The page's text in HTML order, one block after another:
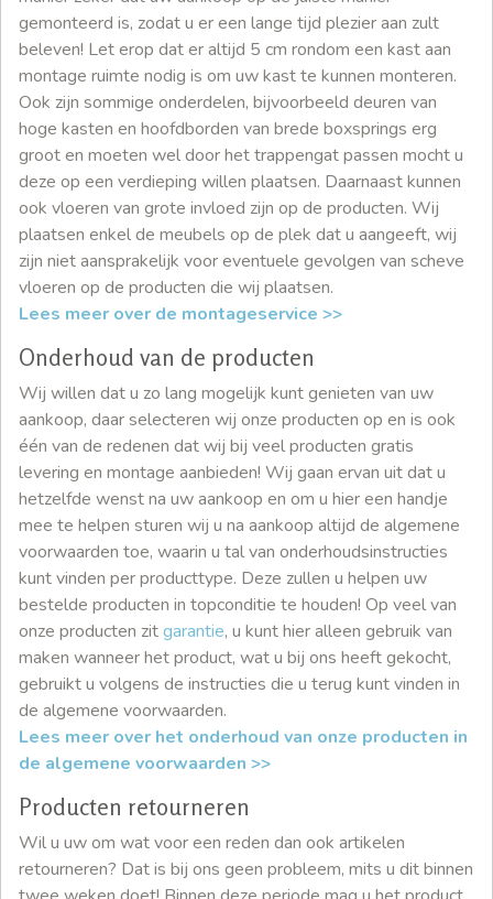
gemonteerd is, zodat u er een lange tijd plezier aan zult
beleven! Let erop dat er altijd 5 cm rondom een kast aan
montage ruimte nodig is om uw kast te kunnen monteren.
Ook zijn sommige onderdelen, bijvoorbeeld deuren van
hoge kasten en hoofdborden van brede boxsprings erg
groot en moeten wel door het trappengat passen mocht u
deze op een verdieping willen plaatsen. Daarnaast kunnen
ook vloeren van grote invloed zijn op de producten. Wij
plaatsen enkel de meubels op de plek dat u aangeeft, wij
zijn niet aansprakelijk voor eventuele gevolgen van scheve
vloeren op de producten die wij plaatsen.
Lees meer over de montageservice >>
Onderhoud van de producten
Wij willen dat u zo lang mogelijk kunt genieten van uw
aankoop, daar selecteren wij onze producten op en is ook
één van de redenen dat wij bij veel producten gratis
levering en montage aanbieden! Wij gaan ervan uit dat u
hetzelfde wenst na uw aankoop en om u hier een handje
mee te helpen sturen wij u na aankoop altijd de algemene
voorwaarden toe, waarin u tal van onderhoudsinstructies
kunt vinden per producttype. Deze zullen u helpen uw
bestelde producten in topconditie te houden! Op veel van
onze producten zitgarantie, u kunt hier alleen gebruik van
maken wanneer het product, wat u bij ons heeft gekocht,
gebruikt u volgens de instructies die u terug kunt vinden in
de algemene voorwaarden.
Lees meer over het onderhoud van onze producten in
de algemene voorwaarden >>
Producten retourneren
Wil u uw om wat voor een reden dan ook artikelen
retourneren? Dat is bij ons geen probleem, mits u dit binnen